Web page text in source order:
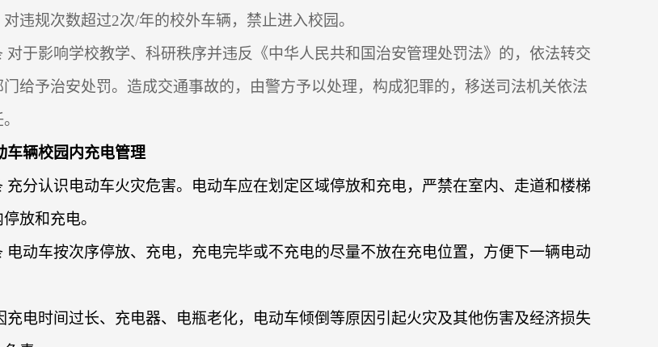
违规次数超过2次/年的校外车辆，禁止进入校园。
对于影响学校教学、科研秩序并违反《中华人民共和国治安管理处罚法》的，依法转交
给予治安处罚。造成交通事故的，由警方予以处理，构成犯罪的，移送司法机关依法
车辆校园内充电管理
充分认识电动车火灾危害。电动车应在划定区域停放和充电，严禁在室内、走道和楼梯
放和充电。
电动车按次序停放、充电，充电完毕或不充电的尽量不放在充电位置，方便下一辆电动
充电时间过长、充电器、电瓶老化，电动车倾倒等原因引起火灾及其他伤害及经济损失